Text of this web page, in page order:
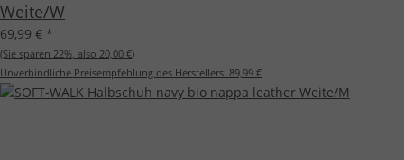
Weite/W
69,99 € *
(Sie sparen 22%, also 20,00 €)
Unverbindliche Preisempfehlung des Herstellers: 89,99 €